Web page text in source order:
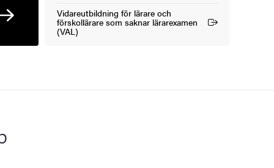
Vidareutbildning för lärare och
förskollärare som saknar lärarexamen
(VAL)
(Extern länk)